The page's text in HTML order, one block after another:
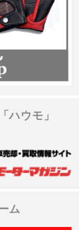
ハウモ」
ム